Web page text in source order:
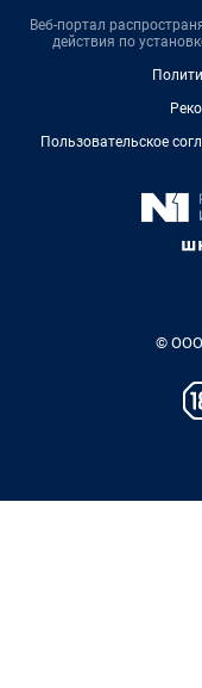
Веб-портал
действия по
Пользовательское
© ООО